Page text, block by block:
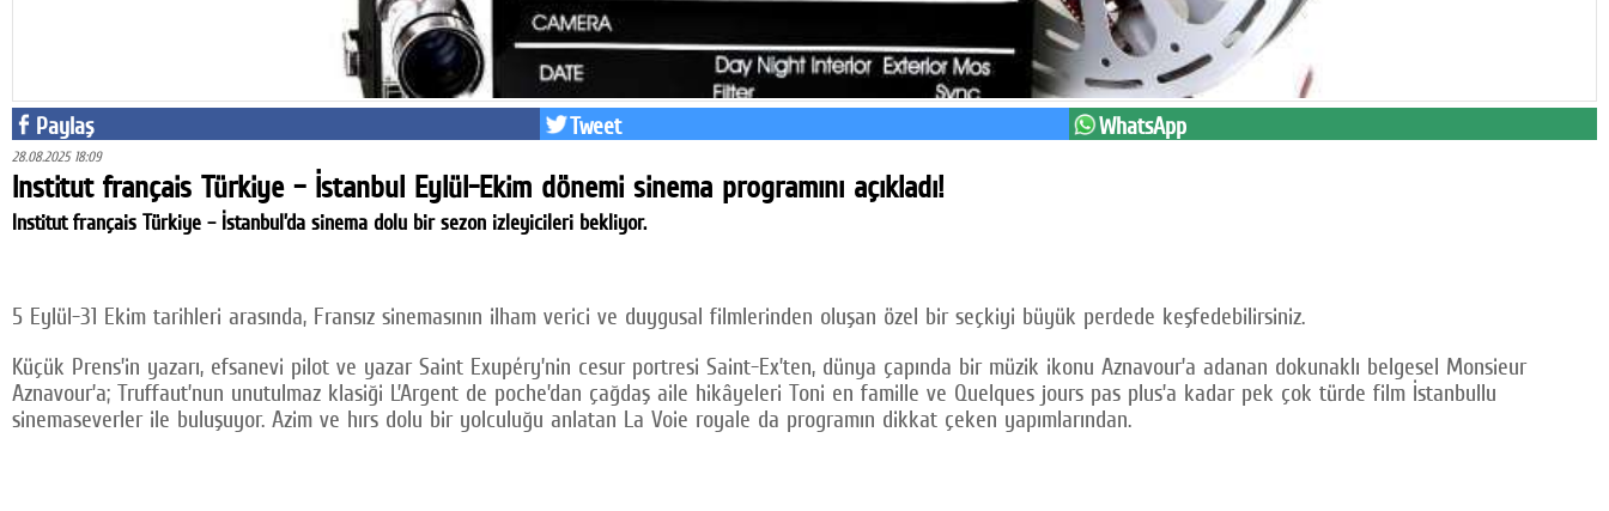
Paylaş Tweet WhatsApp
28.08.2025 18:09
Institut français Türkiye – İstanbul Eylül-Ekim dönemi sinema programını açıkladı!
Institut français Türkiye – İstanbul’da sinema dolu bir sezon izleyicileri bekliyor.
5 Eylül-31 Ekim tarihleri arasında, Fransız sinemasının ilham verici ve duygusal filmlerinden oluşan özel bir seçkiyi büyük perdede keşfedebilirsiniz.
Küçük Prens’in yazarı, efsanevi pilot ve yazar Saint Exupéry’nin cesur portresi Saint-Ex’ten, dünya çapında bir müzik ikonu Aznavour’a adanan dokunaklı belgesel Monsieur
Aznavour’a; Truffaut’nun unutulmaz klasiği L’Argent de poche’dan çağdaş aile hikâyeleri Toni en famille ve Quelques jours pas plus’a kadar pek çok türde film İstanbullu
sinemaseverler ile buluşuyor. Azim ve hırs dolu bir yolculuğu anlatan La Voie royale da programın dikkat çeken yapımlarından.